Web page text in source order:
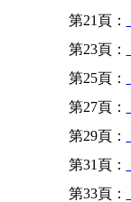
第21頁：
第23頁：
第25頁：
第27頁：
第29頁：
第31頁：
第33頁：